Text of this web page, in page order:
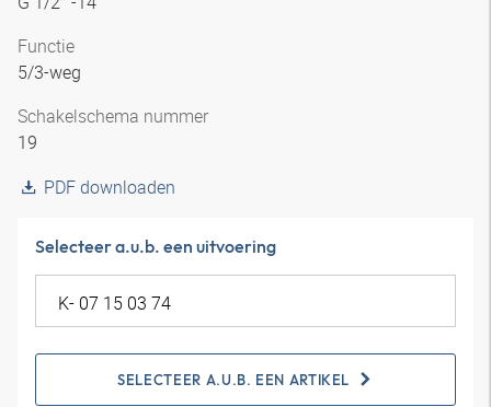
Functie
5/3-weg
Schakelschema nummer
19
PDF downloaden
Selecteer a.u.b. een uitvoering
SELECTEER A.U.B. EEN ARTIKEL